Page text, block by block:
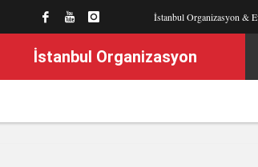
İstanbul Organizasyon &
İstanbul Organizasyon